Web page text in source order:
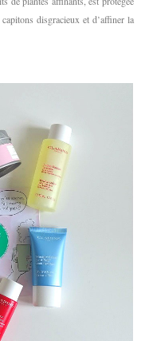
disgracieux et d’affiner la